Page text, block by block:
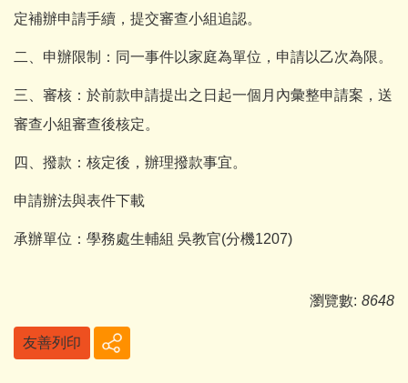
定補辦申請手續，提交審查小組追認。
二、申辦限制：同一事件以家庭為單位，申請以乙次為限。
三、審核：於前款申請提出之日起一個月內彙整申請案，送
審查小組審查後核定。
四、撥款：核定後，辦理撥款事宜。
申請辦法與表件下載
承辦單位：學務處生輔組 吳教官(分機1207)
瀏覽數: 8648
友善列印